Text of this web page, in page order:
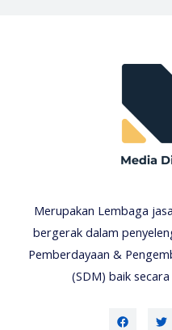
Merupakan Lembaga
bergerak dalam
Pemberdayaan &
(SDM) baik